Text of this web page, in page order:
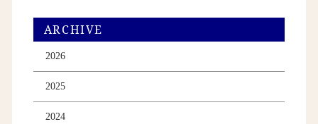
ARCHIVE
2026
2025
2024